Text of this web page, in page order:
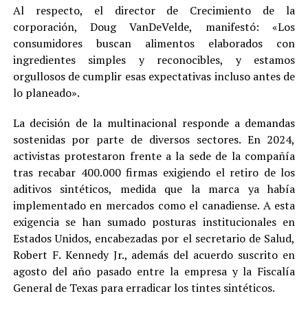
Al respecto, el director de Crecimiento de la
corporación, Doug VanDeVelde, manifestó: «Los
consumidores buscan alimentos elaborados con
ingredientes simples y reconocibles, y estamos
orgullosos de cumplir esas expectativas incluso antes de
lo planeado».
La decisión de la multinacional responde a demandas
sostenidas por parte de diversos sectores. En 2024,
activistas protestaron frente a la sede de la compañía
tras recabar 400.000 firmas exigiendo el retiro de los
aditivos sintéticos, medida que la marca ya había
implementado en mercados como el canadiense. A esta
exigencia se han sumado posturas institucionales en
Estados Unidos, encabezadas por el secretario de Salud,
Robert F. Kennedy Jr., además del acuerdo suscrito en
agosto del año pasado entre la empresa y la Fiscalía
General de Texas para erradicar los tintes sintéticos.